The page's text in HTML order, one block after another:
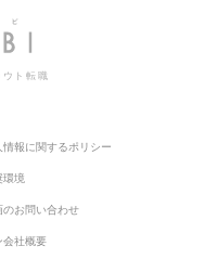
求人情報
ト転職
情報に関するポリシー
環境
のお問い合わせ
会社概要